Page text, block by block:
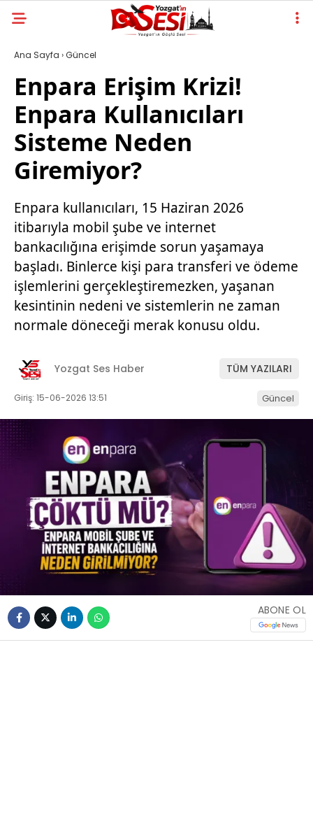
Ana Sayfa ›Güncel
Enpara Erişim Krizi!
Enpara Kullanıcıları
Sisteme Neden
Giremiyor?
Enpara kullanıcıları, 15 Haziran 2026
itibarıyla mobil şube ve internet
bankacılığına erişimde sorun yaşamaya
başladı. Binlerce kişi para transferi ve ödeme
işlemlerini gerçekleştiremezken, yaşanan
kesintinin nedeni ve sistemlerin ne zaman
normale döneceği merak konusu oldu.
Yozgat Ses Haber TÜM YAZILARI
Giriş: 15-06-2026 13:51 Güncel
ABONE OL